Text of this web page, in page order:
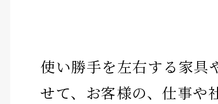
使い勝手を左右する家具
せて、お客様の、仕事や